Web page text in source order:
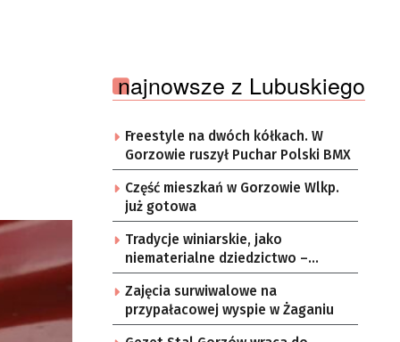
najnowsze z Lubuskiego
Freestyle na dwóch kółkach. W
Gorzowie ruszył Puchar Polski BMX
Część mieszkań w Gorzowie Wlkp.
już gotowa
Tradycje winiarskie, jako
niematerialne dziedzictwo –
konsultacje i projekt
Zajęcia surwiwalowe na
przypałacowej wyspie w Żaganiu